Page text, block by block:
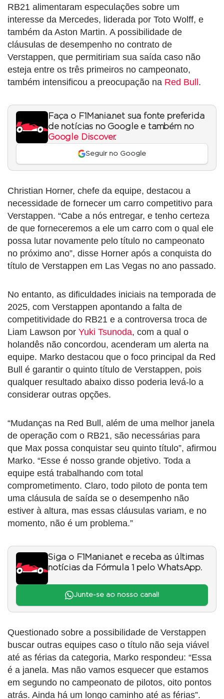
RB21 alimentaram especulações sobre um
interesse da Mercedes, liderada por Toto Wolff, e
também da Aston Martin. A possibilidade de
cláusulas de desempenho no contrato de
Verstappen, que permitiriam sua saída caso não
esteja entre os três primeiros no campeonato,
também intensificou a preocupação na Red Bull.
Faça o F1Mania.net sua fonte preferida
de notícias no Google e também no
Google Discover.
Seguir no Google
Christian Horner, chefe da equipe, destacou a
necessidade de fornecer um carro competitivo para
Verstappen. “Cabe a nós entregar, e tenho certeza
de que forneceremos a ele um carro com o qual ele
possa lutar novamente pelo título no campeonato
no próximo ano”, disse Horner após a conquista do
título de Verstappen em Las Vegas no ano passado.
No entanto, as dificuldades iniciais na temporada de
2025, com Verstappen apontando a falta de
competitividade do RB21 e a controversa troca de
Liam Lawson por Yuki Tsunoda, com a qual o
holandês não concordou, acenderam um alerta na
equipe. Marko destacou que o foco principal da Red
Bull é garantir o quinto título de Verstappen, pois
qualquer resultado abaixo disso poderia levá-lo a
considerar outras opções.
“Mudanças na Red Bull, além de uma melhor janela
de operação com o RB21, são necessárias para
que Max possa conquistar seu quinto título”, afirmou
Marko. “Esse é nosso grande objetivo. Toda a
equipe está trabalhando com total
comprometimento. Claro, todo piloto de ponta tem
uma cláusula de saída se o desempenho não
estiver à altura, mas essas cláusulas variam, e no
momento, não é um problema.”
Siga o F1Mania.net e receba as últimas
notícias da Fórmula 1 pelo WhatsApp.
Junte-se ao nosso canal!
Questionado sobre a possibilidade de Verstappen
buscar outras equipes caso o título não seja viável
até as férias da categoria, Marko respondeu: “Essa
é a janela. Mas não vamos esquecer que estamos
em segundo no campeonato de pilotos, oito pontos
atrás. Ainda há um longo caminho até as férias”.